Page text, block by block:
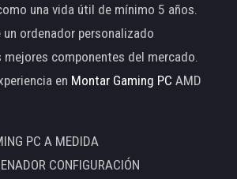
una vida útil de mínimo 5 años.
ordenador personalizado
componentes del mercado.
en Montar Gaming PC AMD
PC A MEDIDA
CONFIGURACIÓN